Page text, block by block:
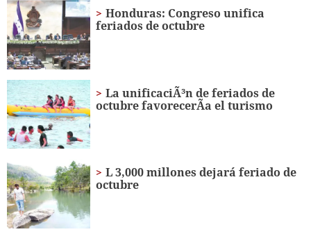
1
minute,
48
seconds
Honduras: Congreso unifica
feriados de octubre
La unificaciÃ³n de feriados de
octubre favorecerÃ­a el turismo
L 3,000 millones dejará feriado de
octubre